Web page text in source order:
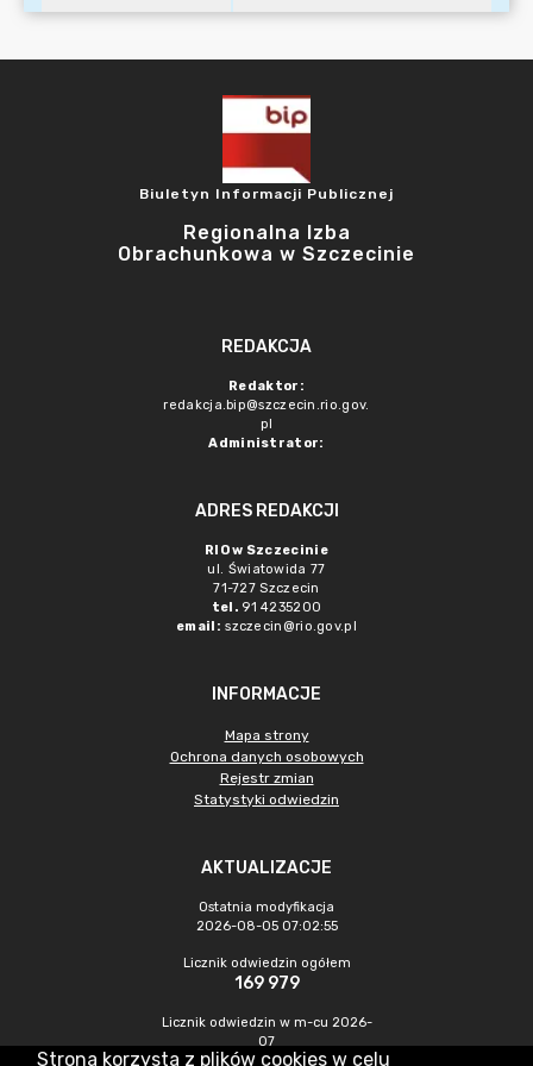
Biuletyn Informacji Publicznej
Regionalna Izba
Obrachunkowa w Szczecinie
REDAKCJA
Redaktor:
redakcja.bip@szczecin.rio.gov.
pl
Administrator:
ADRES REDAKCJI
RIO w Szczecinie
ul. Światowida 77
71-727 Szczecin
tel. 91 4235200
email: szczecin@rio.gov.pl
INFORMACJE
Mapa strony
Ochrona danych osobowych
Rejestr zmian
Statystyki odwiedzin
AKTUALIZACJE
Ostatnia modyfikacja
2026-08-05 07:02:55
Licznik odwiedzin ogółem
169 979
Licznik odwiedzin w m-cu 2026-
07
207
Strona korzysta z plików cookies w celu